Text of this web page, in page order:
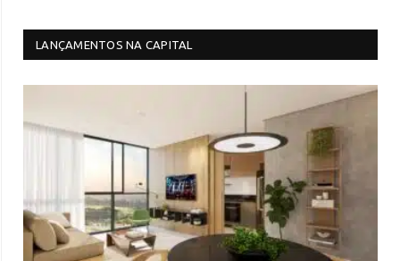
LANÇAMENTOS NA CAPITAL